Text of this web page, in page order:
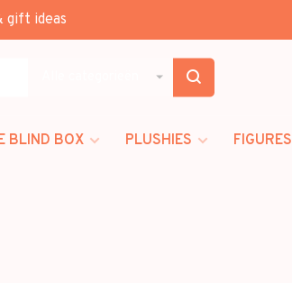
gift ideas
BLIND BOX PLUSHIES FIGURES